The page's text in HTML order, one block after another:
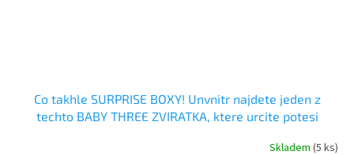
Co takhle SURPRISE BOXY! Unvnitr najdete jeden z
techto BABY THREE ZVIRATKA, ktere urcite potesi
Skladem (5 ks)